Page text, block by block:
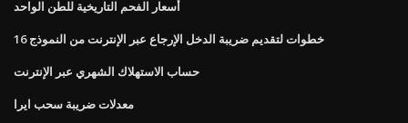
أسعار الفحم التاريخية للطن الواحد
خطوات لتقديم ضريبة الدخل الإرجاع عبر الإنترنت من النموذج 16
حساب الاستهلاك الشهري عبر الإنترنت
معدلات ضريبة سحب ايرا